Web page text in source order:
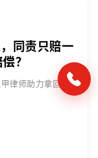
同责只赔一
？
律师助力拿回全